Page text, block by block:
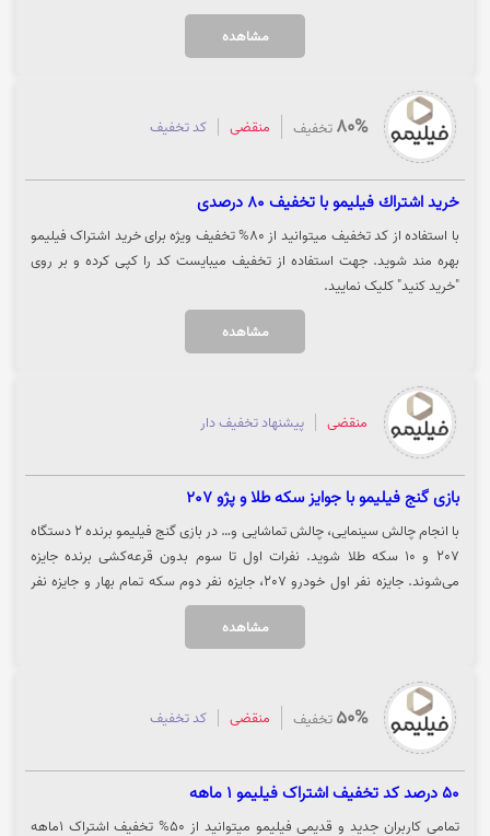
مشاهده
80% تخفیف منقضی کد تخفیف
خريد اشتراك فيليمو با تخفيف 80 درصدی
با استفاده از کد تخفیف میتوانید از 80% تخفیف ویژه برای خرید اشتراک فیلیمو
بهره مند شوید. جهت استفاده از تخفیف میبایست کد را کپی کرده و بر روی
"خرید کنید" کلیک نمایید.
مشاهده
منقضی پیشنهاد تخفیف دار
بازی گنج فیلیمو با جوایز سکه طلا و پژو 207
با انجام چالش‌ سینمایی، چالش تماشایی و… در بازی گنج فیلیمو برنده 2 دستگاه
207 و 10 سکه طلا شوید. نفرات اول تا سوم بدون قرعه‌کشی برنده جایزه
می‌‌شوند. جایزه‌ نفر اول خودرو 207، جایزه نفر دوم سکه تمام بهار و جایزه نفر
سوم ربع سکه می‌باشد. تمام شرکت‌کنندگان این بازی به غیر از نفر اول، شانس
بازی گنج فیلیمو روی گزینه "خرید کنید" کلیک نمایید.
مشاهده
50% تخفیف منقضی کد تخفیف
50 درصد کد تخفیف اشتراک فیلیمو 1 ماهه
تمامی کاربران جدید و قدیمی فیلیمو میتوانید از 50% تخفیف اشتراک 1ماهه